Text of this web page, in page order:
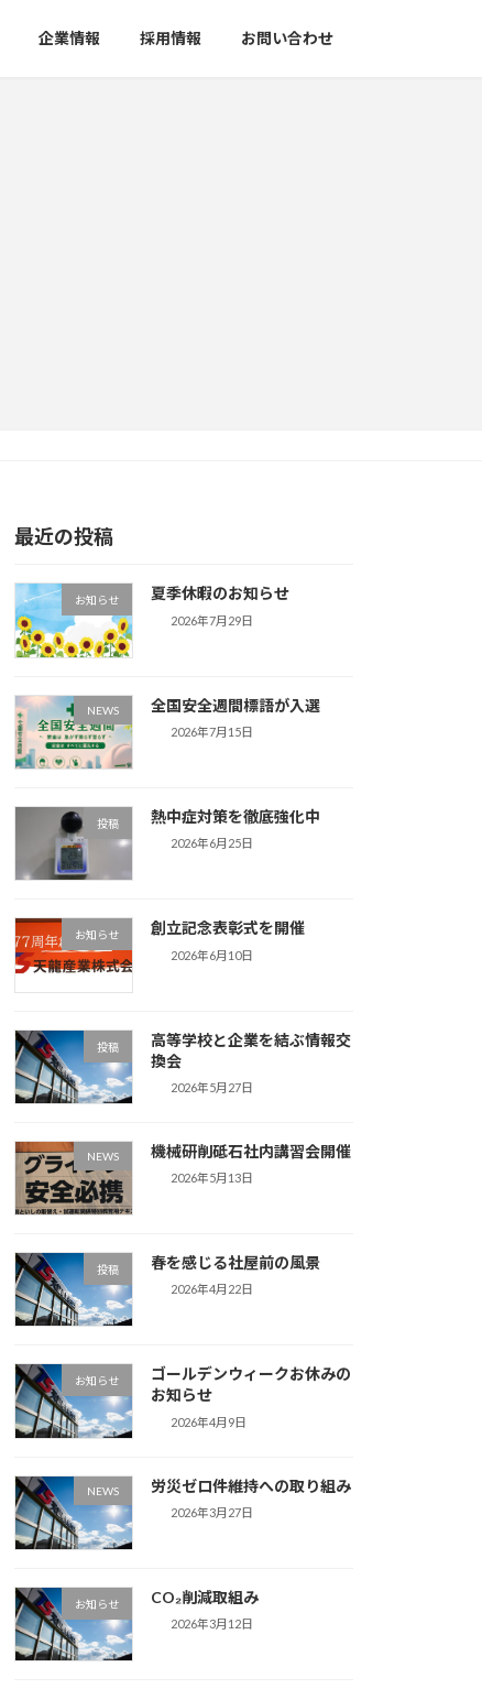
企業情報 採用情報 お問い合わせ
最近の投稿
お知らせ 夏季休暇のお知らせ
2026年7月29日
NEWS 全国安全週間標語が入選
2026年7月15日
投稿 熱中症対策を徹底強化中
2026年6月25日
お知らせ 創立記念表彰式を開催
2026年6月10日
投稿
高等学校と企業を結ぶ情報交
換会
2026年5月27日
NEWS 機械研削砥石社内講習会開催
2026年5月13日
投稿 春を感じる社屋前の風景
2026年4月22日
お知らせ
ゴールデンウィークお休みの
お知らせ
2026年4月9日
NEWS 労災ゼロ件維持への取り組み
2026年3月27日
お知らせ CO₂削減取組み
2026年3月12日